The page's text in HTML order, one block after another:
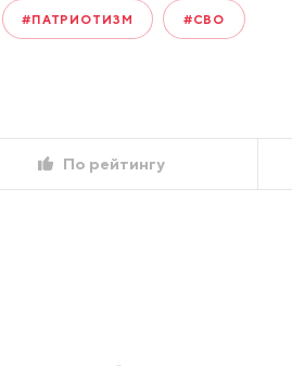
#ПАТРИОТИЗМ #СВО
По рейтингу